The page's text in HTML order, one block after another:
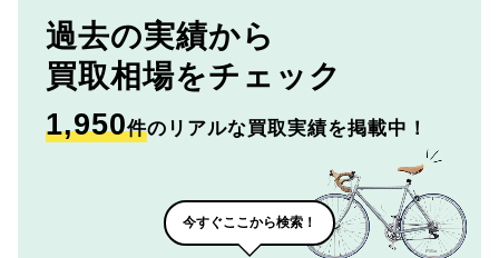
過去の実績から
買取相場をチェック
1,950件のリアルな買取実績を掲載中！
今すぐここから検索！